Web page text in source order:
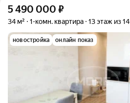
5 490 000 ₽
34 м² 1-комн. квартира 13 этаж из 14
новостройка онлайн показ